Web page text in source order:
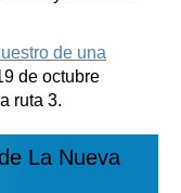
de una
de octubre
ruta 3.
La Nueva